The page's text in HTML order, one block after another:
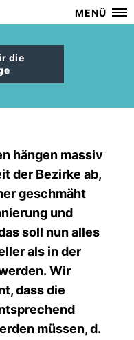
MENÜ
die
hängen massiv
der Bezirke ab,
geschmäht
und
soll nun alles
als in der
Wir
dass die
müssen, d.